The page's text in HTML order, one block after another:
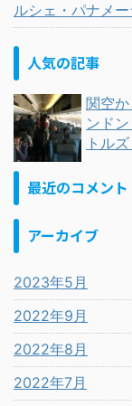
ルシェ・パナメ
人気の記事
関空
ンド
トル
最近のコメント
アーカイブ
2023年5月
2022年9月
2022年8月
2022年7月